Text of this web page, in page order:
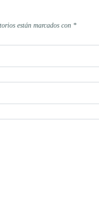
están marcados con *